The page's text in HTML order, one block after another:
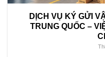
DỊCH VỤ KÝ GỬI
TRUNG QUỐC –